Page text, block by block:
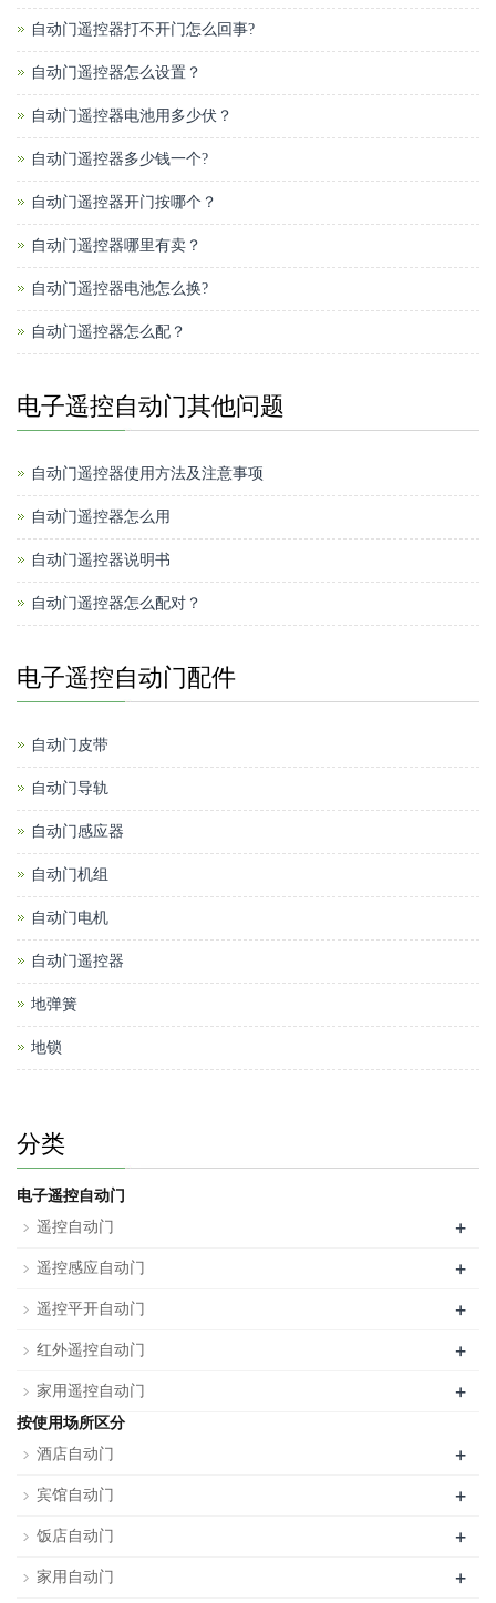
自动门遥控器打不开门怎么回事?
自动门遥控器怎么设置？
自动门遥控器电池用多少伏？
自动门遥控器多少钱一个?
自动门遥控器开门按哪个？
自动门遥控器哪里有卖？
自动门遥控器电池怎么换?
自动门遥控器怎么配？
电子遥控自动门其他问题
自动门遥控器使用方法及注意事项
自动门遥控器怎么用
自动门遥控器说明书
自动门遥控器怎么配对？
电子遥控自动门配件
自动门皮带
自动门导轨
自动门感应器
自动门机组
自动门电机
自动门遥控器
地弹簧
地锁
分类
电子遥控自动门
遥控自动门
+
遥控感应自动门 +
遥控平开自动门 +
红外遥控自动门 +
家用遥控自动门 +
按使用场所区分
酒店自动门
+
宾馆自动门 +
饭店自动门 +
家用自动门 +